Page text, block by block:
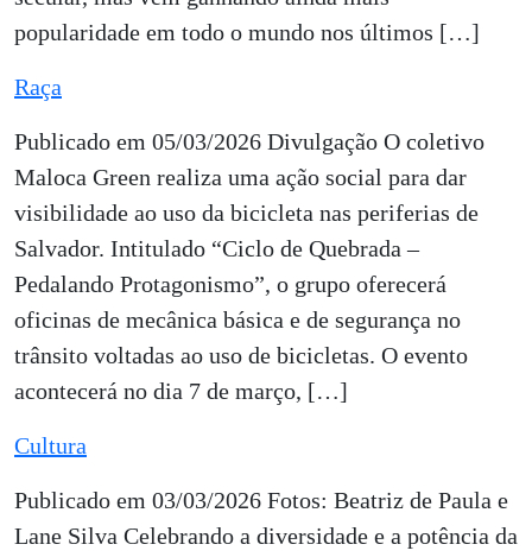
popularidade em todo o mundo nos últimos […]
Raça
Publicado em 05/03/2026 Divulgação O coletivo
Maloca Green realiza uma ação social para dar
visibilidade ao uso da bicicleta nas periferias de
Salvador. Intitulado “Ciclo de Quebrada –
Pedalando Protagonismo”, o grupo oferecerá
oficinas de mecânica básica e de segurança no
trânsito voltadas ao uso de bicicletas. O evento
acontecerá no dia 7 de março, […]
Cultura
Publicado em 03/03/2026 Fotos: Beatriz de Paula e
Lane Silva Celebrando a diversidade e a potência da